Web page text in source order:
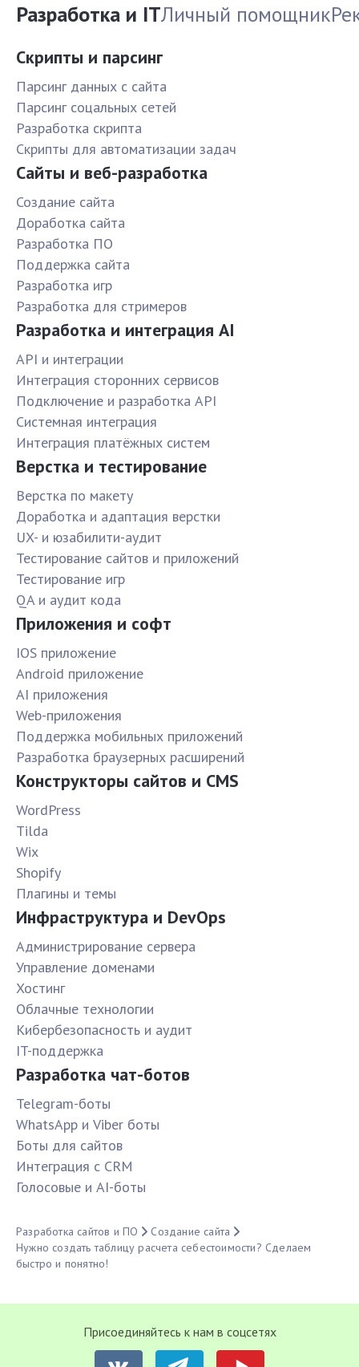
Разработка и ITЛичный помощник
Скрипты и парсинг
Парсинг данных с сайта
Парсинг соцальных сетей
Разработка скрипта
Скрипты для автоматизации задач
Сайты и веб-разработка
Создание сайта
Доработка сайта
Разработка ПО
Поддержка сайта
Разработка игр
Разработка для стримеров
Разработка и интеграция AI
API и интеграции
Интеграция сторонних сервисов
Подключение и разработка API
Системная интеграция
Интеграция платёжных систем
Верстка и тестирование
Верстка по макету
Доработка и адаптация верстки
UX- и юзабилити-аудит
Тестирование сайтов и приложений
Тестирование игр
QA и аудит кода
Приложения и софт
IOS приложение
Android приложение
AI приложения
Web-приложения
Поддержка мобильных приложений
Разработка браузерных расширений
Конструкторы сайтов и CMS
WordPress
Tilda
Wix
Shopify
Плагины и темы
Инфраструктура и DevOps
Администрирование сервера
Управление доменами
Хостинг
Облачные технологии
Кибербезопасность и аудит
IT-поддержка
Разработка чат-ботов
Telegram-боты
WhatsApp и Viber боты
Боты для сайтов
Интеграция с CRM
Голосовые и AI-боты
Разработка сайтов и ПО
Создание сайта
Нужно создать таблицу расчета себестоимости? Сделаем
быстро и понятно!
Присоединяйтесь к нам в соцсетях